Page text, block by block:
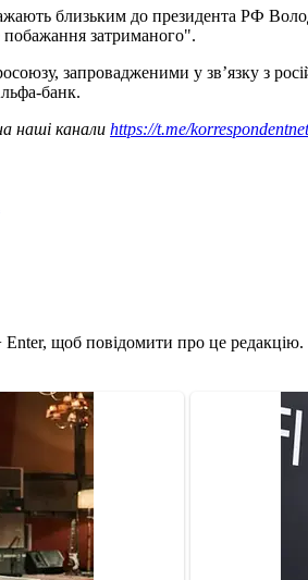
близьким до президента РФ
побажання затриманого".
запровадженими у зв’язку з
банк.
наші канали https://t.me/korrespondentnet
Enter, щоб повідомити про це редакцію.